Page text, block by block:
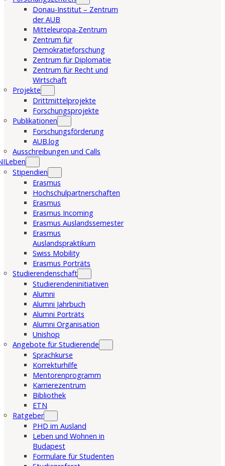
Donau-Institut – Zentrum
der AUB
Mitteleuropa-Zentrum
Zentrum für
Demokratieforschung
Zentrum für Diplomatie
Zentrum für Recht und
Wirtschaft
Projekte
Drittmittelprojekte
Forschungsprojekte
Publikationen
Forschungsförderung
AUB.log
Ausschreibungen und Calls
Stipendien
Erasmus
Hochschulpartnerschaften
Erasmus
Erasmus Incoming
Erasmus Auslandssemester
Erasmus
Auslandspraktikum
Swiss Mobility
Erasmus Porträts
Studierendenschaft
Studierendeninitiativen
Alumni
Alumni Jahrbuch
Alumni Porträts
Alumni Organisation
Unishop
Angebote für Studierende
Sprachkurse
Korrekturhilfe
Mentorenprogramm
Karrierezentrum
Bibliothek
ETN
Ratgeber
PHD im Ausland
Leben und Wohnen in
Budapest
Formulare für Studenten